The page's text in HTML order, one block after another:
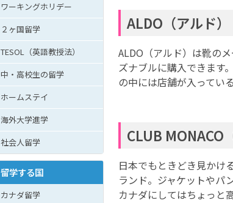
ALDO（アルド）
ALDO（アルド）は靴の
ズナブルに購入できます
の中には店舗が入ってい
CLUB MONACO
日本でもときどき見かけ
ランド。ジャケットやパ
カナダにしてはちょっと
ワーキングホリデー
２ヶ国留学
TESOL（英語教授法）
中・高校生の留学
ホームステイ
海外大学進学
社会人留学
留学する国
カナダ留学